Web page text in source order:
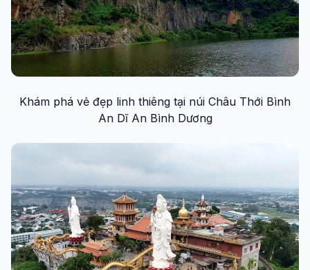
Khám phá vẻ đẹp linh thiêng tại núi Châu Thới Bình
An Dĩ An Bình Dương